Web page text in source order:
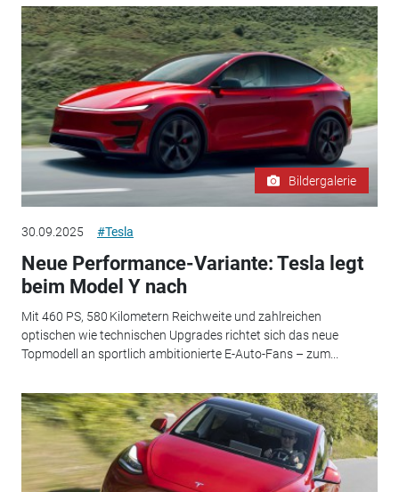
Bildergalerie
30.09.2025 #Tesla
Neue Performance-Variante: Tesla legt
beim Model Y nach
Mit 460 PS, 580 Kilometern Reichweite und zahlreichen
optischen wie technischen Upgrades richtet sich das neue
Topmodell an sportlich ambitionierte E-Auto-Fans – zum...